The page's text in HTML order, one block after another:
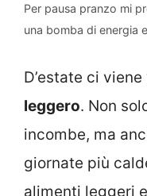
Per pausa pranzo mi
una bomba di energia
D’estate ci
leggero. Non
incombe, ma
giornate più
alimenti leggeri